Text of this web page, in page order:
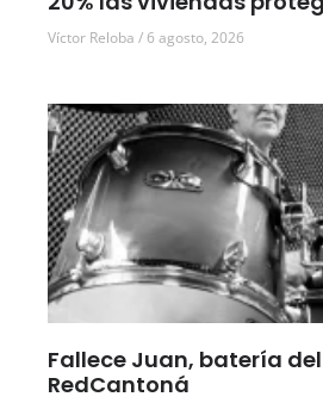
Víctor Reloba 6 agosto, 2026
Fallece Juan, batería
RedCantoná